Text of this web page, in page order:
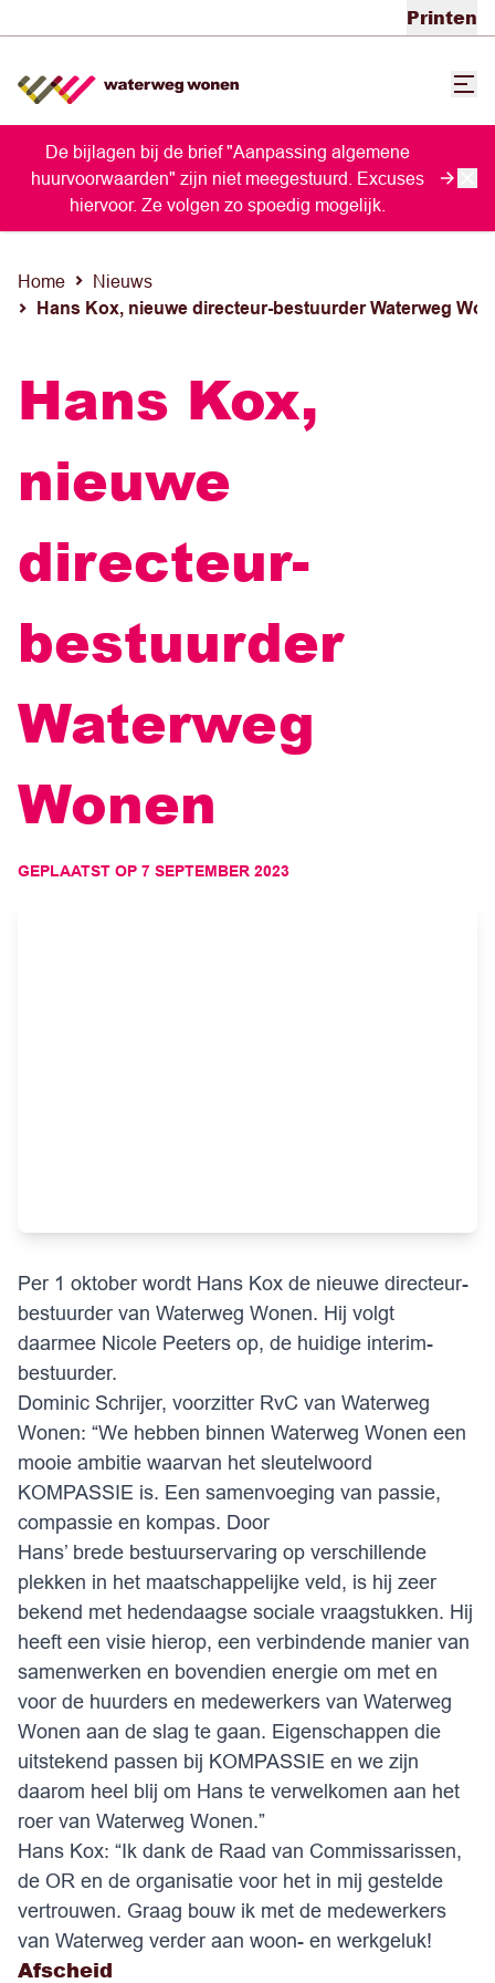
Printen
De bijlagen bij de brief "Aanpassing algemene
huurvoorwaarden" zijn niet meegestuurd. Excuses
hiervoor. Ze volgen zo spoedig mogelijk.
Home Nieuws
Hans Kox, nieuwe directeur-bestuurder Waterweg
Hans Kox,
nieuwe
directeur-
bestuurder
Waterweg
Wonen
GEPLAATST OP 7 SEPTEMBER 2023
Per 1 oktober wordt Hans Kox de nieuwe directeur-
bestuurder van Waterweg Wonen. Hij volgt
daarmee Nicole Peeters op, de huidige interim-
bestuurder.
Dominic Schrijer, voorzitter RvC van Waterweg
Wonen: “We hebben binnen Waterweg Wonen een
mooie ambitie waarvan het sleutelwoord
KOMPASSIE is. Een samenvoeging van passie,
compassie en kompas. Door
Hans’ brede bestuurservaring op verschillende
plekken in het maatschappelijke veld, is hij zeer
bekend met hedendaagse sociale vraagstukken. Hij
heeft een visie hierop, een verbindende manier van
samenwerken en bovendien energie om met en
voor de huurders en medewerkers van Waterweg
Wonen aan de slag te gaan. Eigenschappen die
uitstekend passen bij KOMPASSIE en we zijn
daarom heel blij om Hans te verwelkomen aan het
roer van Waterweg Wonen.”
Hans Kox: “Ik dank de Raad van Commissarissen,
de OR en de organisatie voor het in mij gestelde
vertrouwen. Graag bouw ik met de medewerkers
van Waterweg verder aan woon- en werkgeluk!
Afscheid